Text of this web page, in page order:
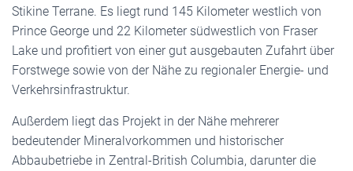
Stikine Terrane. Es liegt rund 145 Kilometer westlich von
Prince George und 22 Kilometer südwestlich von Fraser
Lake und profitiert von einer gut ausgebauten Zufahrt über
Forstwege sowie von der Nähe zu regionaler Energie- und
Verkehrsinfrastruktur.
Außerdem liegt das Projekt in der Nähe mehrerer
bedeutender Mineralvorkommen und historischer
Abbaubetriebe in Zentral-British Columbia, darunter die